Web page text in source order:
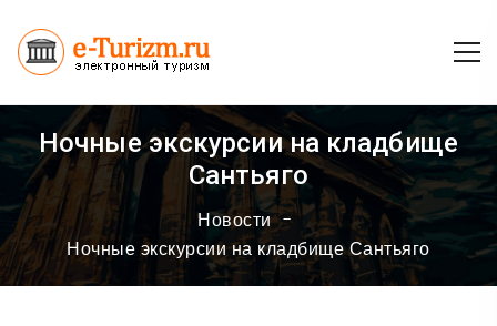
Ночные экскурсии на кладбище
Сантьяго
Новости
Ночные экскурсии на кладбище Сантьяго